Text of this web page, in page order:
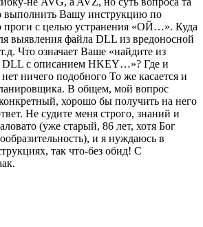
выполнить Вашу инструкцию по
проги с целью устранения «ОЙ…». Куда
выявления файла DLL из вредоносной
Что означает Ваше «найдите из
DLL с описанием HKEY…»? Где и
ничего подобного То же касается и
В общем, мой вопрос
хорошо бы получить на него
Не судите меня строго, знаний и
(уже старый, 86 лет, хотя Бог
и я нуждаюсь в
так что-без обид! С